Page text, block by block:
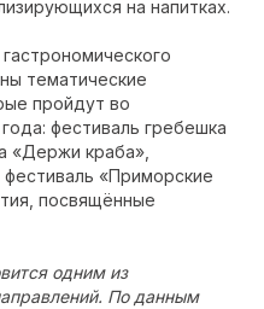
на напитках.
тематические
пройдут во
фестиваль гребешка
«Держи краба»,
«Приморские
посвящённые
одним из
По данным